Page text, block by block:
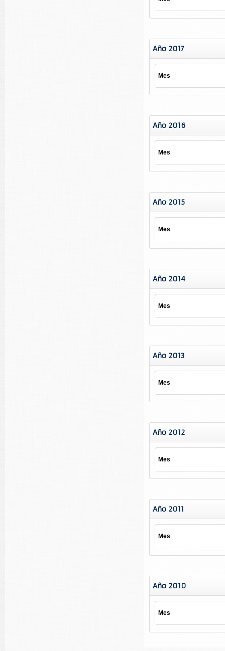
Año 2017
Mes
Año 2016
Mes
Año 2015
Mes
Año 2014
Mes
Año 2013
Mes
Año 2012
Mes
Año 2011
Mes
Año 2010
Mes